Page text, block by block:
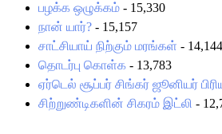
பழக்க ஒழுக்கம் - 15,330
நான் யார்? - 15,157
சாட்சியாய் நிற்கும் மரங்கள் - 14,144
தொடர்பு கொள்க - 13,783
ஏர்டெல் சூப்பர் சிங்கர் ஜூனியர்
சிற்றுண்டிகளின் சிகரம் இட்லி -